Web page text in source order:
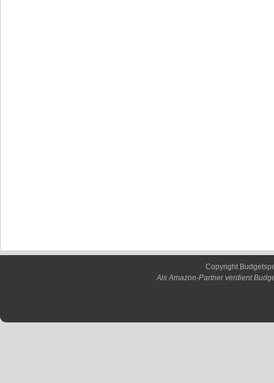
Copyright
Als Amazon-Partner verdient